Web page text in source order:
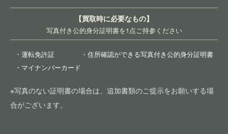
【買取時に必要なもの】
写真付き公的身分証明書を1点ご持参ください
・運転免許証
・マイナンバーカード
・住所確認ができる写真付き公的身分証明書
※写真のない証明書の場合は、追加書類のご提示をお願いする場
合がございます。